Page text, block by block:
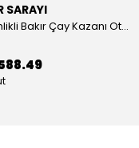
SARAYI
3 Demlikli Bakır Çay Kazanı Otomatik, 30 Litre